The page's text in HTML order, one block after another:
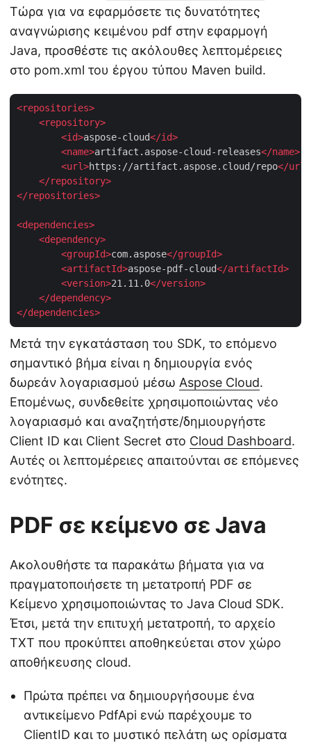
Τώρα για να εφαρμόσετε τις δυνατότητες
αναγνώρισης κειμένου pdf στην εφαρμογή
Java, προσθέστε τις ακόλουθες λεπτομέρειες
στο pom.xml του έργου τύπου Maven build.
<repositories>
<repository>
<id>aspose-cloud</id>
<name>artifact.aspose-cloud-releases</name>
<url>https://artifact.aspose.cloud/repo</url
</repository>
</repositories>
<dependencies>
<dependency>
<groupId>com.aspose</groupId>
<artifactId>aspose-pdf-cloud</artifactId>
<version>21.11.0</version>
</dependency>
</dependencies>
Μετά την εγκατάσταση του SDK, το επόμενο
σημαντικό βήμα είναι η δημιουργία ενός
δωρεάν λογαριασμού μέσω Aspose Cloud.
Επομένως, συνδεθείτε χρησιμοποιώντας νέο
λογαριασμό και αναζητήστε/δημιουργήστε
Client ID και Client Secret στο Cloud Dashboard.
Αυτές οι λεπτομέρειες απαιτούνται σε επόμενες
ενότητες.
PDF σε κείμενο σε Java
Ακολουθήστε τα παρακάτω βήματα για να
πραγματοποιήσετε τη μετατροπή PDF σε
Κείμενο χρησιμοποιώντας το Java Cloud SDK.
Έτσι, μετά την επιτυχή μετατροπή, το αρχείο
TXT που προκύπτει αποθηκεύεται στον χώρο
αποθήκευσης cloud.
Πρώτα πρέπει να δημιουργήσουμε ένα
αντικείμενο PdfApi ενώ παρέχουμε το
ClientID και το μυστικό πελάτη ως ορίσματα